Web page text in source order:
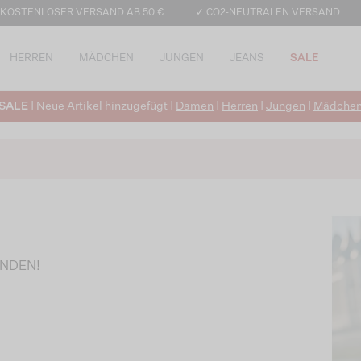
VERSAND AB 50 € ✓ CO2-NEUTRALEN VERSAND
HERREN MÄDCHEN JUNGEN JEANS SALE
| Neue Artikel hinzugefügt | Damen Herren Jungen